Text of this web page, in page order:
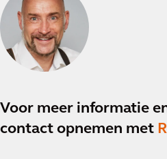
Voor meer informatie
contact opnemen met